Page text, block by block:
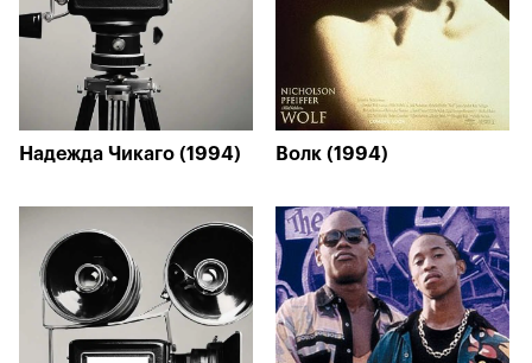
Надежда Чикаго (1994) Волк (1994)